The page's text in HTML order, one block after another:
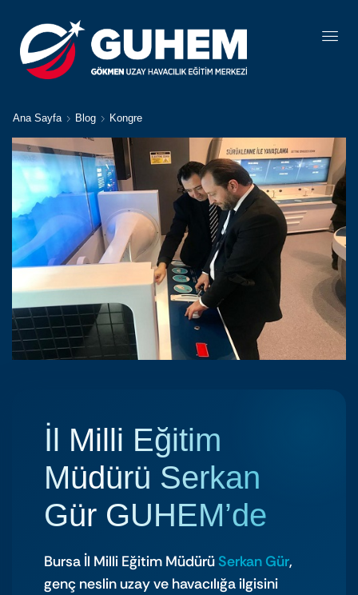
Ana Sayfa Blog Kongre
İl Milli Eğitim
Müdürü Serkan
Gür GUHEM’de
Bursa İl Milli Eğitim Müdürü Serkan Gür,
genç neslin uzay ve havacılığa ilgisini